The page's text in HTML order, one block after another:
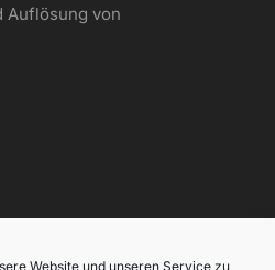
Website und unseren Service zu
Auflösung von